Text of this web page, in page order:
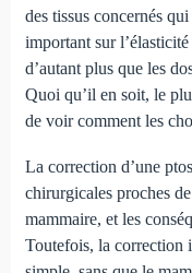
des tissus concernés
important sur
d’autant plus que les
Quoi qu’il en soit, le
de voir comment les
La correction d’une
chirurgicales proches
mammaire, et les
Toutefois, la correction